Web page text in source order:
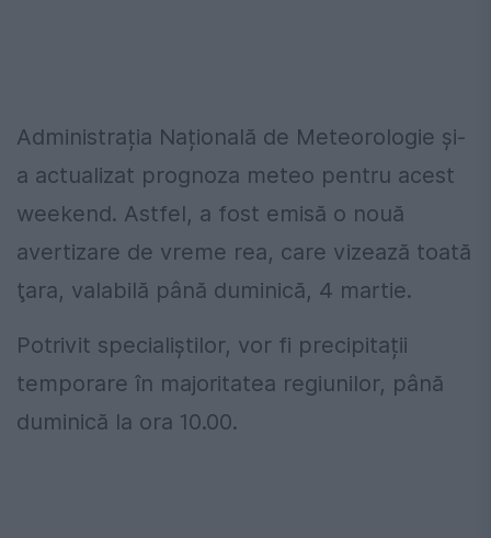
Administrația Națională de Meteorologie și-
a actualizat prognoza meteo pentru acest
weekend. Astfel, a fost emisă o nouă
avertizare de vreme rea, care vizează toată
ţara, valabilă până duminică, 4 martie.
Potrivit specialiștilor, vor fi precipitații
temporare în majoritatea regiunilor, până
duminică la ora 10.00.